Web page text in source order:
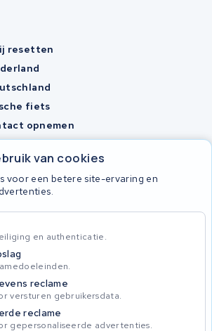
van cookies
voor een betere site-ervaring en
en authenticatie.
reclame
versturen gebruikersdata.
reclame
gepersonaliseerde advertenties.
resetten
fiets
opnemen
© 2026 KWS Seuren
Algemene voorwaarden
Privacy Policy